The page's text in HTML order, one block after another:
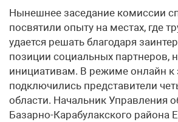
Нынешнее заседание комиссии
посвятили опыту на местах, где
удается решать благодаря
позиции социальных партнеров,
инициативам. В режиме онлайн к
подключились представители
области. Начальник Управления
Базарно-Карабулакского района